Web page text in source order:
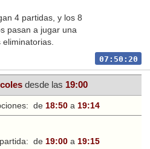
4 partidas, y los 8
pasan a jugar una
07:50:20
desde las 19:00
de 18:50 a 19:14
partida: de 19:00 a 19:15